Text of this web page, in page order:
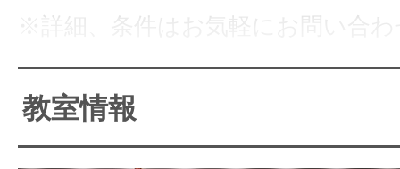
※詳細、条件はお気軽にお問い合
鬼木孝一郎プロデュース「マテリ
ン」
教室情報